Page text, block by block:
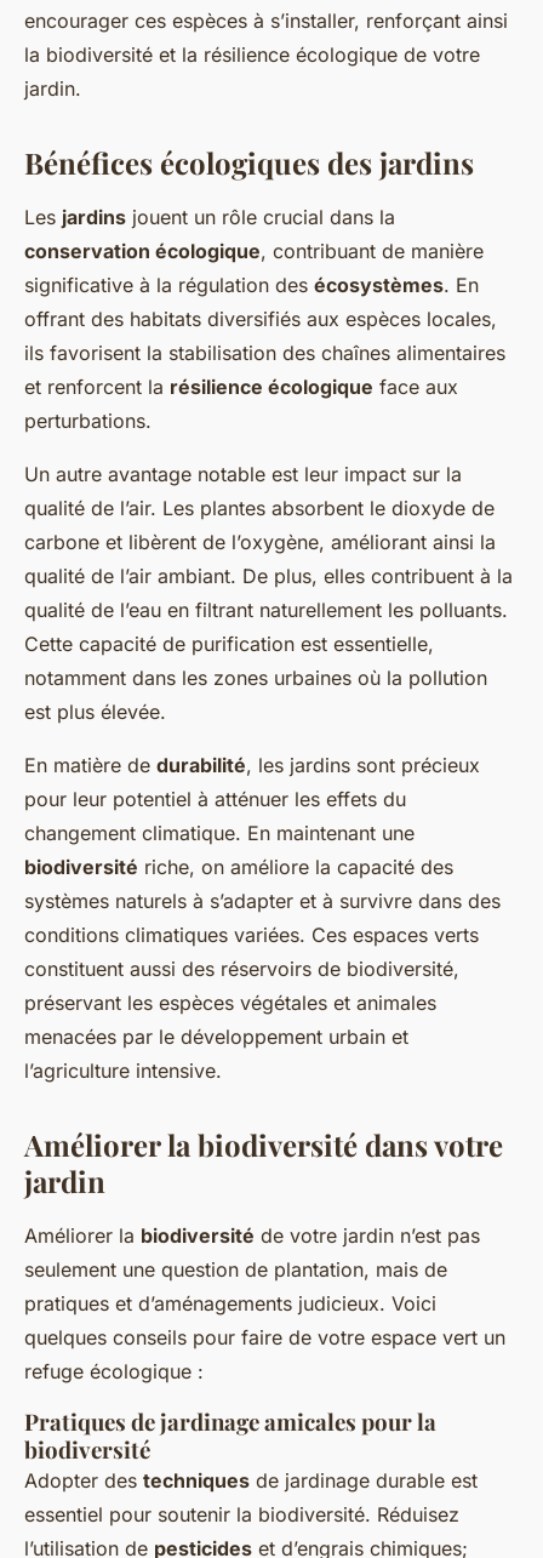
encourager ces espèces à s’installer, renforçant ainsi
la biodiversité et la résilience écologique de votre
jardin.
Bénéfices écologiques des jardins
Les jardins jouent un rôle crucial dans la
conservation écologique, contribuant de manière
significative à la régulation des écosystèmes. En
offrant des habitats diversifiés aux espèces locales,
ils favorisent la stabilisation des chaînes alimentaires
et renforcent la résilience écologique face aux
perturbations.
Un autre avantage notable est leur impact sur la
qualité de l’air. Les plantes absorbent le dioxyde de
carbone et libèrent de l’oxygène, améliorant ainsi la
qualité de l’air ambiant. De plus, elles contribuent à la
qualité de l’eau en filtrant naturellement les polluants.
Cette capacité de purification est essentielle,
notamment dans les zones urbaines où la pollution
est plus élevée.
En matière de durabilité, les jardins sont précieux
pour leur potentiel à atténuer les effets du
changement climatique. En maintenant une
biodiversité riche, on améliore la capacité des
systèmes naturels à s’adapter et à survivre dans des
conditions climatiques variées. Ces espaces verts
constituent aussi des réservoirs de biodiversité,
préservant les espèces végétales et animales
menacées par le développement urbain et
l’agriculture intensive.
Améliorer la biodiversité dans votre
jardin
Améliorer la biodiversité de votre jardin n’est pas
seulement une question de plantation, mais de
pratiques et d’aménagements judicieux. Voici
quelques conseils pour faire de votre espace vert un
refuge écologique :
Pratiques de jardinage amicales pour la
biodiversité
Adopter des techniques de jardinage durable est
essentiel pour soutenir la biodiversité. Réduisez
l’utilisation de pesticides et d’engrais chimiques;